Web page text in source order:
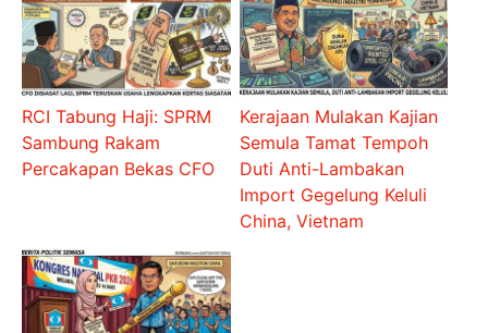
RCI Tabung Haji: SPRM
Sambung Rakam
Percakapan Bekas CFO
Kerajaan Mulakan Kajian
Semula Tamat Tempoh
Duti Anti-Lambakan
Import Gegelung Keluli
China, Vietnam